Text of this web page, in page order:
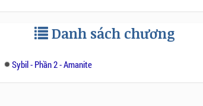
Danh sách chương
Sybil - Phần 2 - Amanite